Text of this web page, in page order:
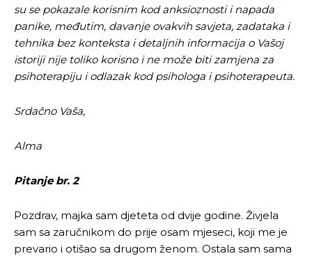
su se pokazale korisnim kod anksioznosti i napada
panike, međutim, davanje ovakvih savjeta, zadataka i
tehnika bez konteksta i detaljnih informacija o Vašoj
istoriji nije toliko korisno i ne može biti zamjena za
psihoterapiju i odlazak kod psihologa i psihoterapeuta.
Srdačno Vaša,
Alma
Pitanje br. 2
Pozdrav, majka sam djeteta od dvije godine. Živjela
sam sa zaručnikom do prije osam mjeseci, koji me je
prevario i otišao sa drugom ženom. Ostala sam sama